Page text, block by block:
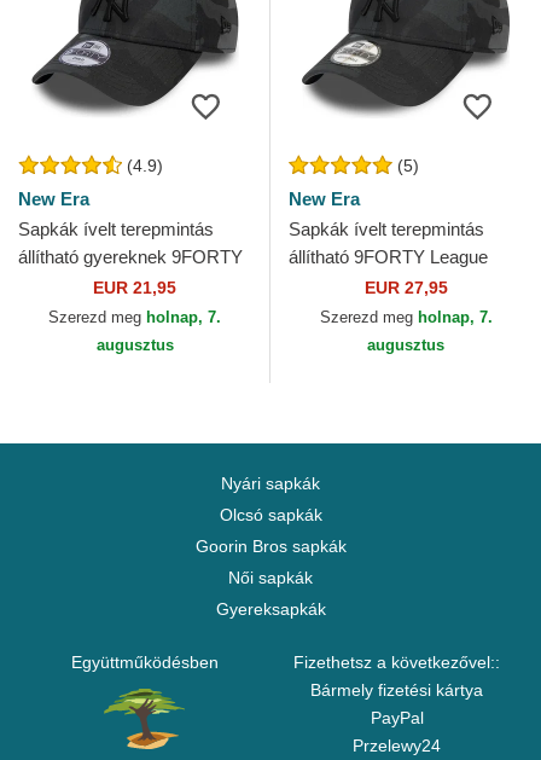
(4.9)
New Era
Sapkák ívelt terepmintás
állítható gyereknek 9FORTY
League Essential New York
Yankees MLB New Era
EUR 21,95
Szerezd meg holnap, 7.
augusztus
(5)
New Era
Sapkák ívelt terepmintás
állítható 9FORTY League
Essential New York Yankees
MLB New Era
EUR 27,95
Szerezd meg holnap, 7.
augusztus
Nyári sapkák
Olcsó sapkák
Goorin Bros sapkák
Női sapkák
Gyereksapkák
Együttműködésben
Fizethetsz a következővel::
Bármely fizetési kártya
PayPal
Przelewy24